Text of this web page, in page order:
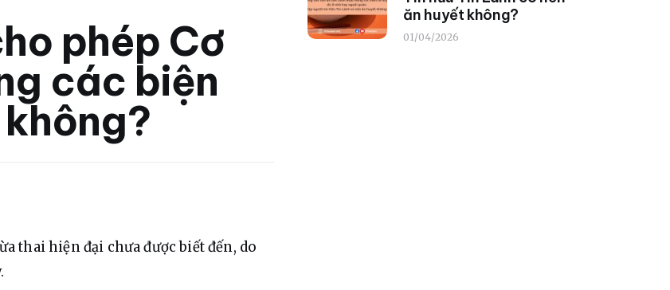
phép Cơ
các biện
thai hiện đại chưa được biết đến, do
ăn huyết không?
01/04/2026